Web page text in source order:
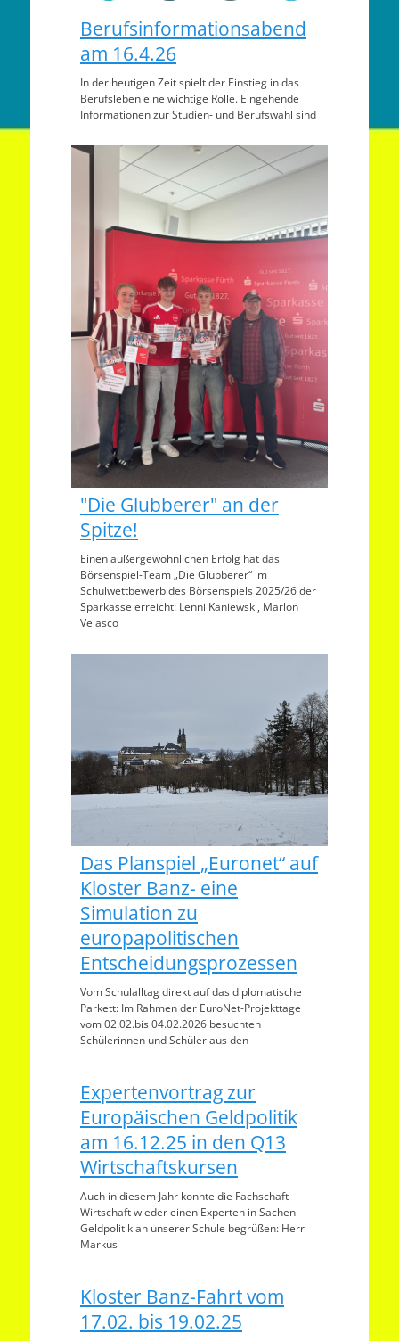
Berufsinformationsabend
am 16.4.26
In der heutigen Zeit spielt der Einstieg in das
Berufsleben eine wichtige Rolle. Eingehende
Informationen zur Studien- und Berufswahl sind
"Die Glubberer" an der
Spitze!
Einen außergewöhnlichen Erfolg hat das
Börsenspiel-Team „Die Glubberer“ im
Schulwettbewerb des Börsenspiels 2025/26 der
Sparkasse erreicht: Lenni Kaniewski, Marlon
Velasco
Das Planspiel „Euronet“ auf
Kloster Banz- eine
Simulation zu
europapolitischen
Entscheidungsprozessen
​Vom Schulalltag direkt auf das diplomatische
Parkett: Im Rahmen der EuroNet-Projekttage
vom 02.02.bis 04.02.2026 besuchten
Schülerinnen und Schüler aus den
Expertenvortrag zur
Europäischen Geldpolitik
am 16.12.25 in den Q13
Wirtschaftskursen
Auch in diesem Jahr konnte die Fachschaft
Wirtschaft wieder einen Experten in Sachen
Geldpolitik an unserer Schule begrüßen: Herr
Markus
Kloster Banz-Fahrt vom
17.02. bis 19.02.25